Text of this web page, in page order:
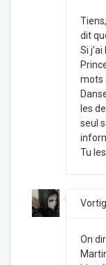
dit
Si
mots
les
seul
Tu
On